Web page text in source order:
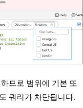
므로 범위에 기본 또
쿼리가 차단됩니다.